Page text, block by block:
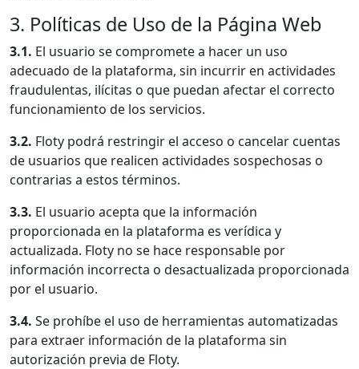
3. Políticas de Uso de la Página Web
3.1. El usuario se compromete a hacer un uso
adecuado de la plataforma, sin incurrir en actividades
fraudulentas, ilícitas o que puedan afectar el correcto
funcionamiento de los servicios.
3.2. Floty podrá restringir el acceso o cancelar cuentas
de usuarios que realicen actividades sospechosas o
contrarias a estos términos.
3.3. El usuario acepta que la información
proporcionada en la plataforma es verídica y
actualizada. Floty no se hace responsable por
información incorrecta o desactualizada proporcionada
por el usuario.
3.4. Se prohíbe el uso de herramientas automatizadas
para extraer información de la plataforma sin
autorización previa de Floty.